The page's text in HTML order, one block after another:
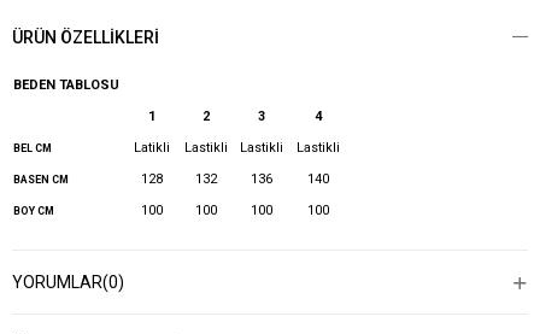
ÜRÜN ÖZELLIKLERI
BEDEN TABLOSU
1
2 3 4
BEL CM Latikli Lastikli Lastikli Lastikli
BASEN CM 128 132 136 140
BOY CM 100 100 100 100
YORUMLAR(0)